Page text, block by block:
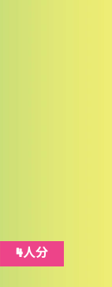
4人分